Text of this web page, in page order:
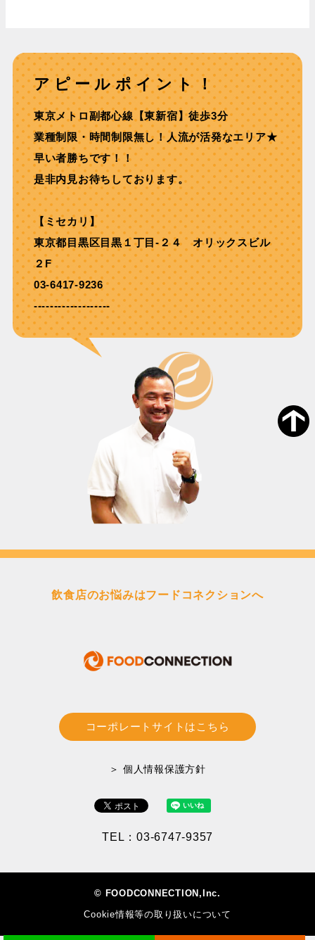
アピールポイント！
東京メトロ副都⼼線【東新宿】徒歩3分
業種制限・時間制限無し！⼈流が活発なエリア★
早い者勝ちです！！
是非内見お待ちしております。
【ミセカリ】
東京都目黒区目黒１丁目-２４ オリックスビル
２F
03-6417-9236
-------------------
飲食店のお悩みはフードコネクションへ
コーポレートサイトはこちら
＞ 個人情報保護方針
TEL：03-6747-9357
© FOODCONNECTION,Inc.
Cookie情報等の取り扱いについて